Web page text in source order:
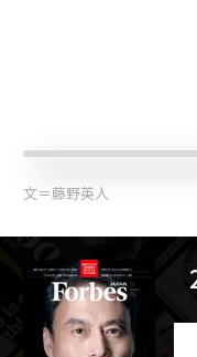
文＝藤野英人